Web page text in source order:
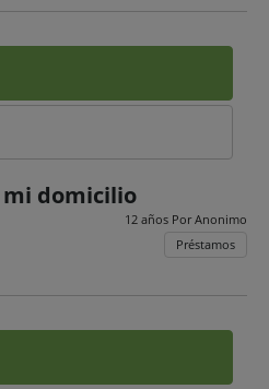
mi domicilio
12 años PorAnonimo
Préstamos